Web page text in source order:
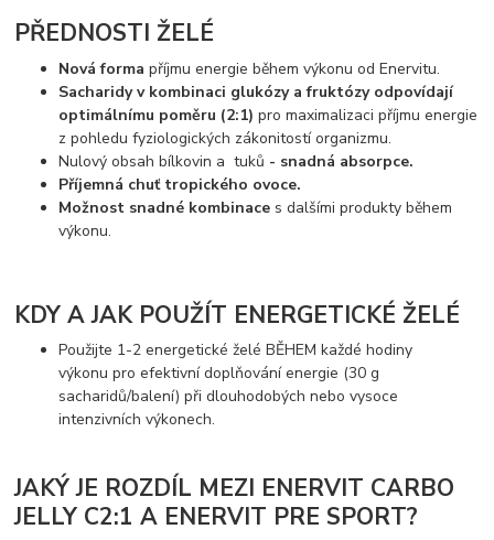
PŘEDNOSTI ŽELÉ
Nová forma příjmu energie během výkonu od Enervitu.
Sacharidy v kombinaci glukózy a fruktózy odpovídají
optimálnímu poměru (2:1) pro maximalizaci příjmu energie
z pohledu fyziologických zákonitostí organizmu.
Nulový obsah bílkovin a tuků - snadná absorpce.
Příjemná chuť tropického ovoce.
Možnost snadné kombinace s dalšími produkty během
výkonu.
KDY A JAK POUŽÍT ENERGETICKÉ ŽELÉ
Použijte 1-2 energetické želé BĚHEM každé hodiny
výkonu pro efektivní doplňování energie (30 g
sacharidů/balení) při dlouhodobých nebo vysoce
intenzivních výkonech.
JAKÝ JE ROZDÍL MEZI ENERVIT CARBO
JELLY C2:1 A ENERVIT PRE SPORT?